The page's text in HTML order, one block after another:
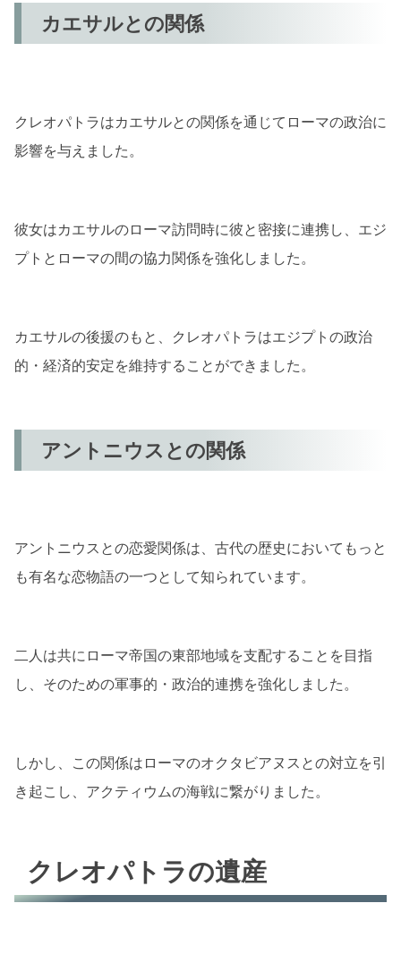
カエサルとの関係
クレオパトラはカエサルとの関係を通じてローマの政治に
影響を与えました。
彼女はカエサルのローマ訪問時に彼と密接に連携し、エジ
プトとローマの間の協力関係を強化しました。
カエサルの後援のもと、クレオパトラはエジプトの政治
的・経済的安定を維持することができました。
アントニウスとの関係
アントニウスとの恋愛関係は、古代の歴史においてもっと
も有名な恋物語の一つとして知られています。
二人は共にローマ帝国の東部地域を支配することを目指
し、そのための軍事的・政治的連携を強化しました。
しかし、この関係はローマのオクタビアヌスとの対立を引
き起こし、アクティウムの海戦に繋がりました。
クレオパトラの遺産